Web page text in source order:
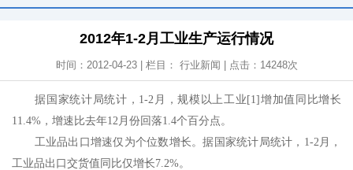
2012年1-2月工业生产运行情况
时间：2012-04-23 | 栏目： 行业新闻 | 点击： 14248次
据国家统计局统计，1-2月，规模以上工业[1]增加值同比增长
11.4%，增速比去年12月份回落1.4个百分点。
工业品出口增速仅为个位数增长。据国家统计局统计，1-2月，
工业品出口交货值同比仅增长7.2%。